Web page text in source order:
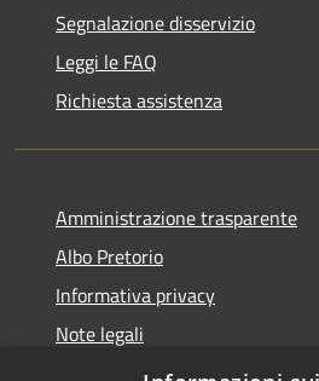
Segnalazione disservizio
Leggi le FAQ
Richiesta assistenza
Amministrazione trasparente
Albo Pretorio
Informativa privacy
Note legali
Dichiarazione di accessibilità